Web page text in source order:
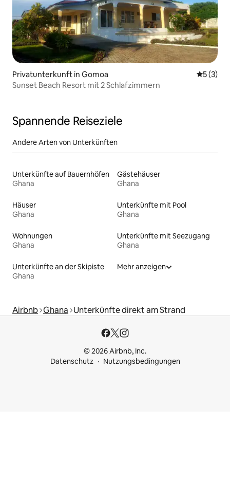
Privatunterkunft in Gomoa
5 (3)
Sunset Beach Resort mit 2 Schlafzimmern
Spannende Reiseziele
Andere Arten von Unterkünften
Unterkünfte auf Bauernhöfen
Ghana
Gästehäuser
Ghana
Häuser
Ghana
Unterkünfte mit Pool
Ghana
Wohnungen
Ghana
Unterkünfte mit Seezugang
Ghana
Unterkünfte an der Skipiste
Ghana
Mehr anzeigen
Airbnb Ghana Unterkünfte direkt am Strand
© 2026 Airbnb, Inc.
Datenschutz
Nutzungsbedingungen